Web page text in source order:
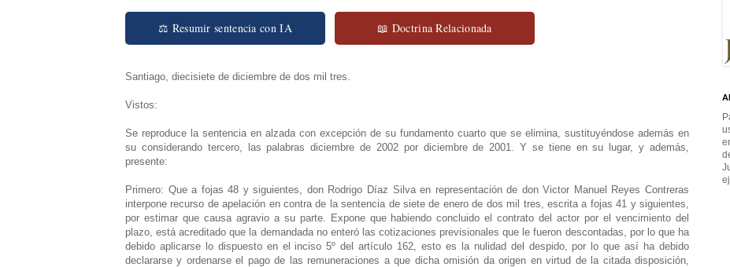
⚖ Resumir sentencia con IA 📖 Doctrina Relacionada
Santiago, diecisiete de diciembre de dos mil tres.
Vistos:
Se reproduce la sentencia en alzada con excepción de su fundamento cuarto que se elimina, sustituyéndose además en
su considerando tercero, las palabras diciembre de 2002 por diciembre de 2001. Y se tiene en su lugar, y además,
presente:
Primero: Que a fojas 48 y siguientes, don Rodrigo Díaz Silva en representación de don Victor Manuel Reyes Contreras
interpone recurso de apelación en contra de la sentencia de siete de enero de dos mil tres, escrita a fojas 41 y siguientes,
por estimar que causa agravio a su parte. Expone que habiendo concluido el contrato del actor por el vencimiento del
plazo, está acreditado que la demandada no enteró las cotizaciones previsionales que le fueron descontadas, por lo que ha
debido aplicarse lo dispuesto en el inciso 5º del artículo 162, esto es la nulidad del despido, por lo que así ha debido
declararse y ordenarse el pago de las remuneraciones a que dicha omisión da origen en virtud de la citada disposición,